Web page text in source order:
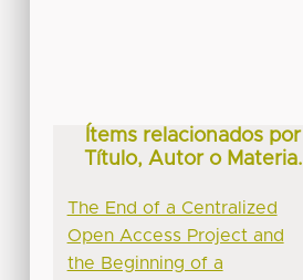
Ítems relacionados por
Título, Autor o Materia.
The End of a Centralized
Open Access Project and
the Beginning of a